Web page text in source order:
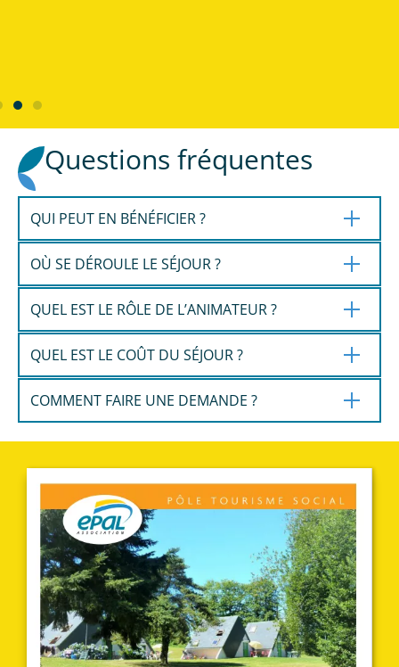
Questions fréquentes
QUI PEUT EN BÉNÉFICIER ?
OÙ SE DÉROULE LE SÉJOUR ?
QUEL EST LE RÔLE DE L’ANIMATEUR ?
QUEL EST LE COÛT DU SÉJOUR ?
COMMENT FAIRE UNE DEMANDE ?